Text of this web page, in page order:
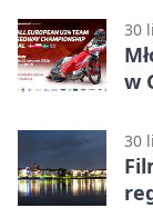
30
w
30